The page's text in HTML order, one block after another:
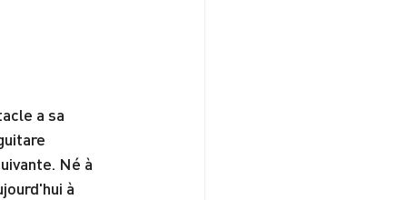
a sa
Né à
à